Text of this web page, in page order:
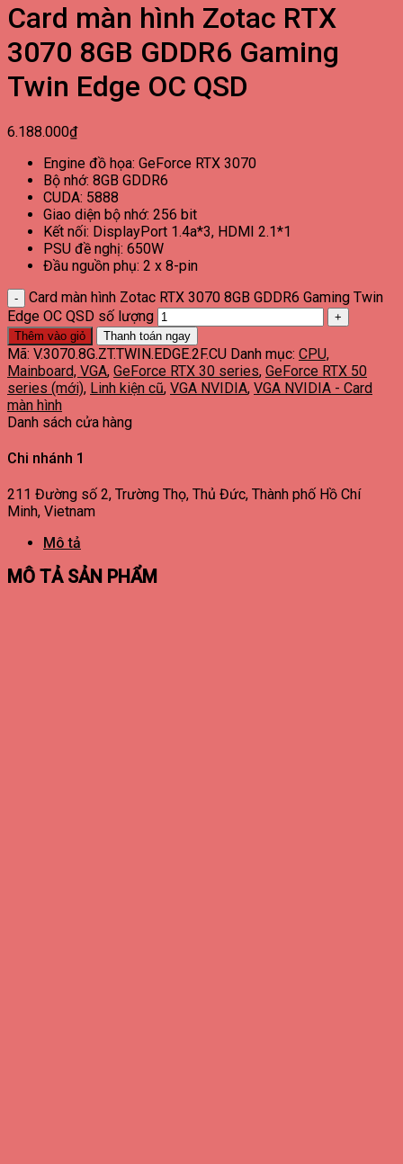
Card màn hình Zotac RTX
3070 8GB GDDR6 Gaming
Twin Edge OC QSD
6.188.000₫
Engine đồ họa: GeForce RTX 3070
Bộ nhớ: 8GB GDDR6
CUDA: 5888
Giao diện bộ nhớ: 256 bit
Kết nối: DisplayPort 1.4a*3, HDMI 2.1*1
PSU đề nghị: 650W
Đầu nguồn phụ: 2 x 8-pin
Card màn hình Zotac RTX 3070 8GB GDDR6 Gaming Twin
Edge OC QSD số lượng
Thêm vào giỏ Thanh toán ngay
Mã: V.3070.8G.ZT.TWIN.EDGE.2F.CU Danh mục: CPU,
Mainboard, VGA, GeForce RTX 30 series, GeForce RTX 50
series (mới), Linh kiện cũ, VGA NVIDIA, VGA NVIDIA - Card
màn hình
Danh sách cửa hàng
Chi nhánh 1
211 Đường số 2, Trường Thọ, Thủ Đức, Thành phố Hồ Chí
Minh, Vietnam
Mô tả
MÔ TẢ SẢN PHẨM